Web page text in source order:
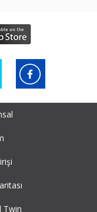
Twin